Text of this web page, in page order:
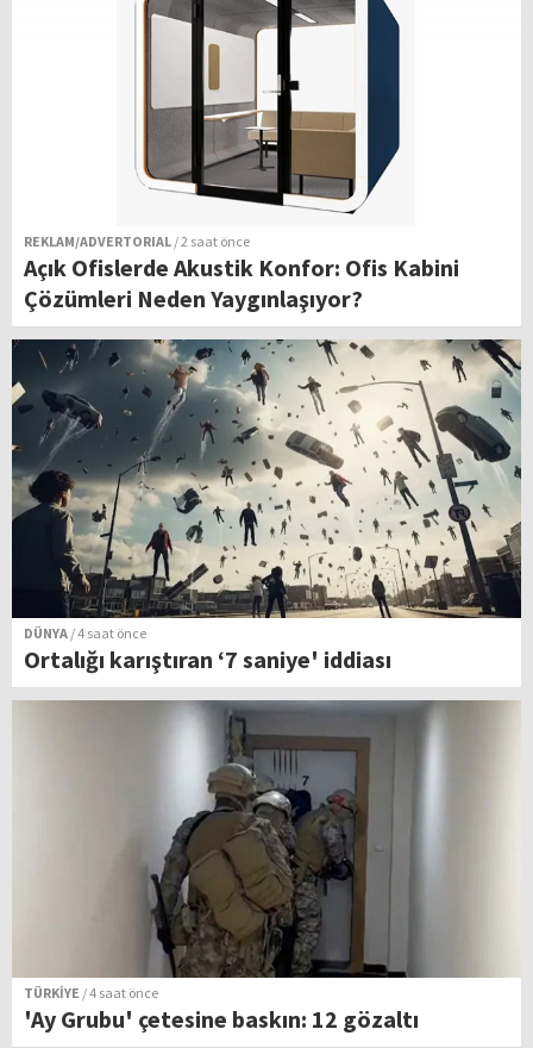
REKLAM/ADVERTORIAL / 2 saat önce
Açık Ofislerde Akustik Konfor: Ofis Kabini
Çözümleri Neden Yaygınlaşıyor?
DÜNYA / 4 saat önce
Ortalığı karıştıran ‘7 saniye' iddiası
TÜRKİYE / 4 saat önce
'Ay Grubu' çetesine baskın: 12 gözaltı